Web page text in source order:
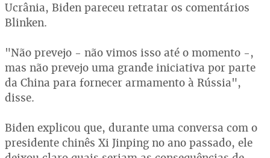
Ucrânia, Biden pareceu retratar os comentários
Blinken.
"Não prevejo - não vimos isso até o momento -,
mas não prevejo uma grande iniciativa por parte
da China para fornecer armamento à Rússia",
disse.
Biden explicou que, durante uma conversa com o
presidente chinês Xi Jinping no ano passado, ele